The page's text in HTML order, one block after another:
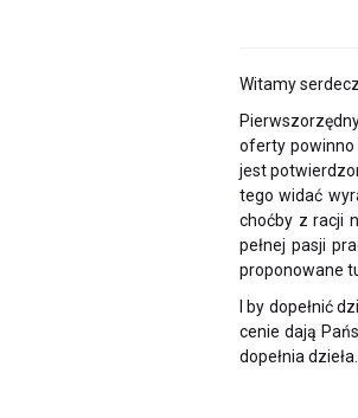
Witamy
oferty powinno
jest
tego widać
choćby z racji
pełnej pasji
proponowane
I by dopełnić
cenie dają
dopełnia